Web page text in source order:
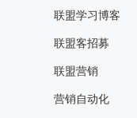
联盟学习博客
联盟客招募
联盟营销
营销自动化